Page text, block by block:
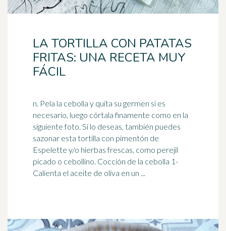
LA TORTILLA CON PATATAS
FRITAS: UNA RECETA MUY
FÁCIL
n. Pela la cebolla y quita su germen si es
necesario, luego córtala finamente como en la
siguiente foto. Si lo deseas, también puedes
sazonar esta tortilla con pimentón de
Espelette y/o hierbas frescas, como perejil
picado o cebollino. Cocción de la cebolla 1-
Calienta el aceite de oliva en un ...